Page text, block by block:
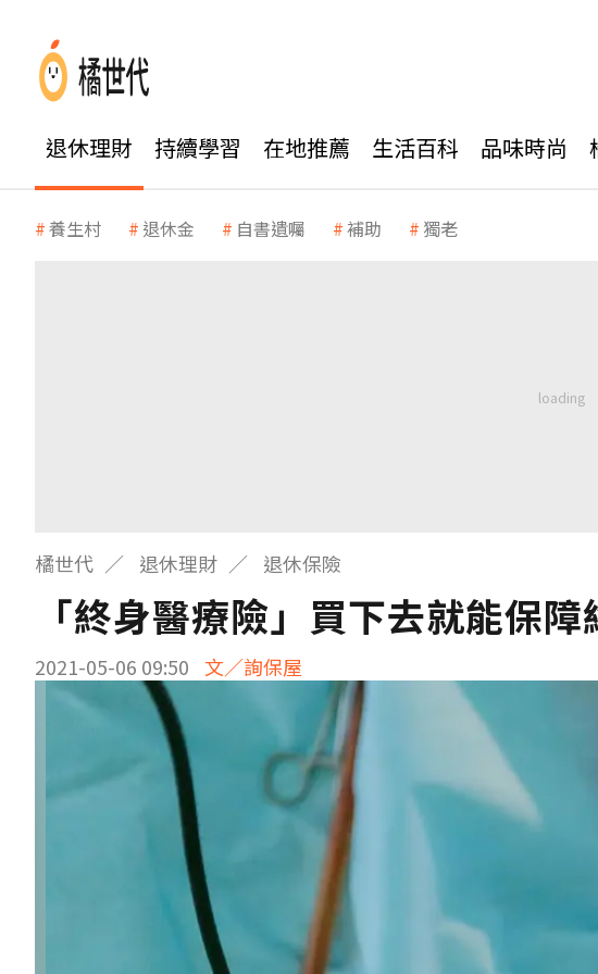
退休理財 持續學習 在地推薦 生活百科 品味時尚
養生村 退休金 自書遺囑 補助 獨老
橘世代 退休理財 退休保險
「終身醫療險」買下去就能保
2021-05-06 09:50 文／詢保屋